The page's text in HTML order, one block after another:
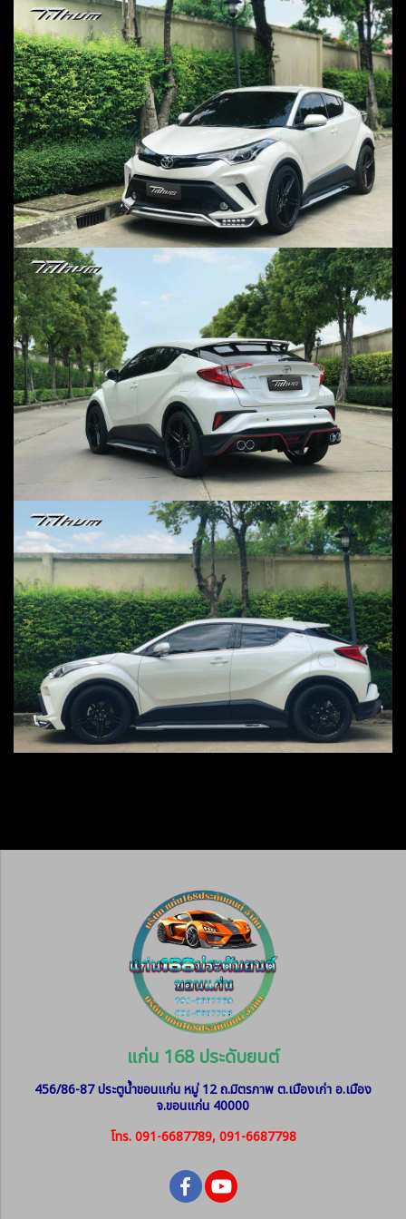
แก่น 168 ประดับยนต์
456/86-87 ประตูน้ำขอนแก่น หมู่ 12ถ.มิตรภาพ ต.เมืองเก่า อ.เมือง
จ.ขอนแก่น 40000
โทร. 091-6687789, 091-6687798